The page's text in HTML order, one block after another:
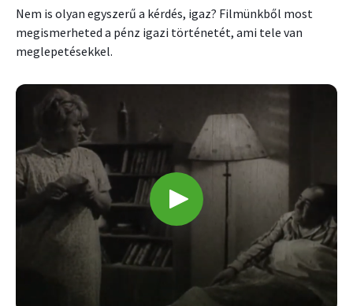
Nem is olyan egyszerű a kérdés, igaz? Filmünkből most
megismerheted a pénz igazi történetét, ami tele van
meglepetésekkel.